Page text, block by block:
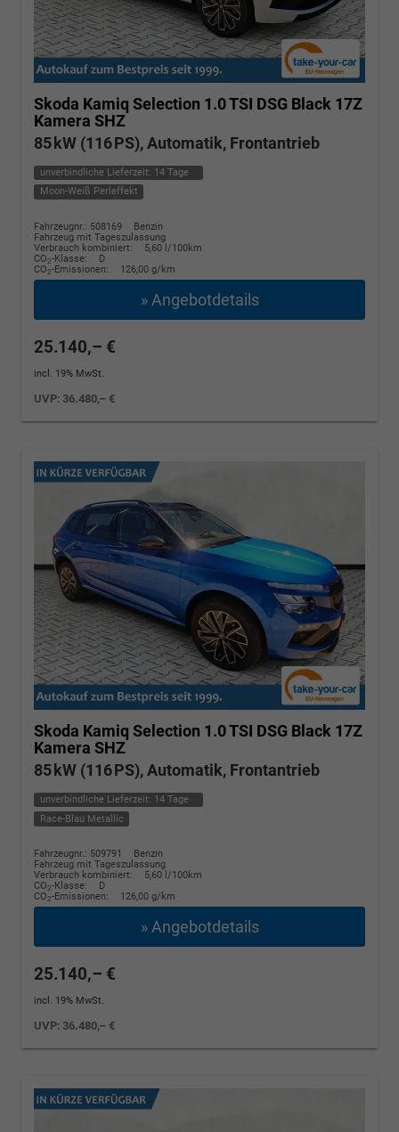
Skoda Kamiq Selection 1.0 TSI DSG Black 17Z
Kamera SHZ
85 kW (116 PS), Automatik, Frontantrieb
unverbindliche Lieferzeit: 14 Tage
Moon-Weiß Perleffekt
Fahrzeugnr.: 508169
Benzin
Fahrzeug mit Tageszulassung
Verbrauch kombiniert:
5,60 l/100km
CO2-Klasse:
D
CO2-Emissionen: 126,00 g/km
» Angebotdetails
25.140,– €
incl. 19% MwSt.
UVP: 36.480,– €
Skoda Kamiq Selection 1.0 TSI DSG Black 17Z
Kamera SHZ
85 kW (116 PS), Automatik, Frontantrieb
unverbindliche Lieferzeit: 14 Tage
Race-Blau Metallic
Fahrzeugnr.: 509791
Benzin
Fahrzeug mit Tageszulassung
Verbrauch kombiniert:
5,60 l/100km
CO2-Klasse:
D
CO2-Emissionen: 126,00 g/km
» Angebotdetails
25.140,– €
incl. 19% MwSt.
UVP: 36.480,– €